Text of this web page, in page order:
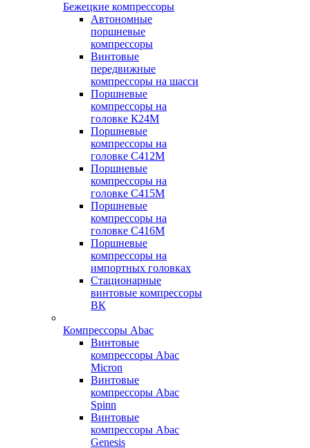
Бежецкие компрессоры
Автономные
поршневые
компрессоры
Винтовые
передвижные
компрессоры на шасси
Поршневые
компрессоры на
головке К24М
Поршневые
компрессоры на
головке С412М
Поршневые
компрессоры на
головке С415М
Поршневые
компрессоры на
головке С416М
Поршневые
компрессоры на
импортных головках
Стационарные
винтовые компрессоры
ВК
Компрессоры Abac
Винтовые
компрессоры Abac
Micron
Винтовые
компрессоры Abac
Spinn
Винтовые
компрессоры Abac
Genesis